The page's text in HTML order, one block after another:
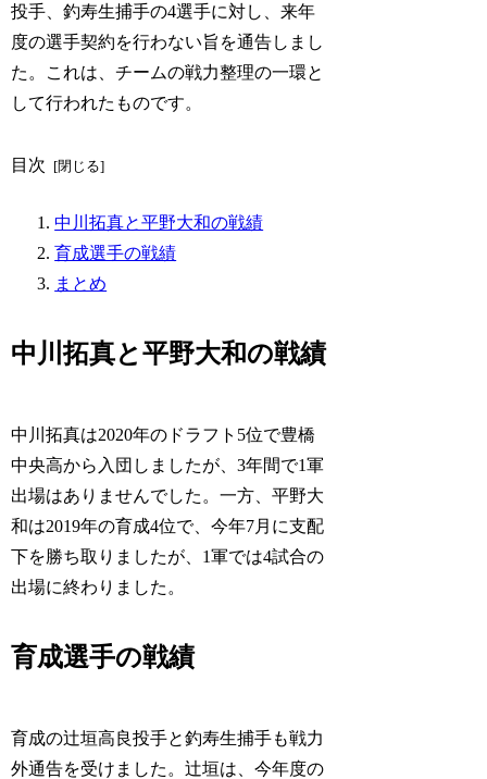
投手、釣寿生捕手の4選手に対し、来年
度の選手契約を行わない旨を通告しまし
た。これは、チームの戦力整理の一環と
して行われたものです。
目次
中川拓真と平野大和の戦績
育成選手の戦績
まとめ
中川拓真と平野大和の戦績
中川拓真は2020年のドラフト5位で豊橋
中央高から入団しましたが、3年間で1軍
出場はありませんでした。一方、平野大
和は2019年の育成4位で、今年7月に支配
下を勝ち取りましたが、1軍では4試合の
出場に終わりました。
育成選手の戦績
育成の辻垣高良投手と釣寿生捕手も戦力
外通告を受けました。辻垣は、今年度の